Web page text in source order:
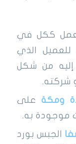
ككل في
الذي
إليه من شكل
شركته.
ومكة على
موجودة به.
الجبس بورد